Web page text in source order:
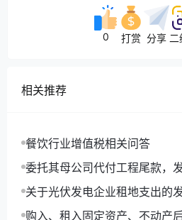
0 打赏 分享
相关推荐
餐饮行业增值税相关问答
委托其母公司代付工程尾款，
关于光伏发电企业租地支出的
购入、租入固定资产、不动产